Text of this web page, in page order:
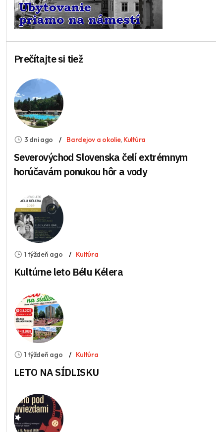
Prečítajte si tiež
3 dni ago Bardejov a okolie, Kultúra
Severovýchod Slovenska čelí extrémnym
horúčavám ponukou hôr a vody
1 týždeň ago Kultúra
Kultúrne leto Bélu Kélera
1 týždeň ago Kultúra
LETO NA SÍDLISKU